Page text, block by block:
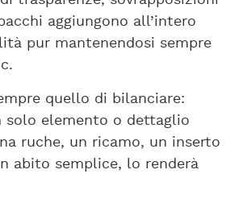
aggiungono all’intero
pur mantenendosi sempre
quello di bilanciare:
solo elemento o dettaglio
ruche, un ricamo, un inserto
abito semplice, lo renderà